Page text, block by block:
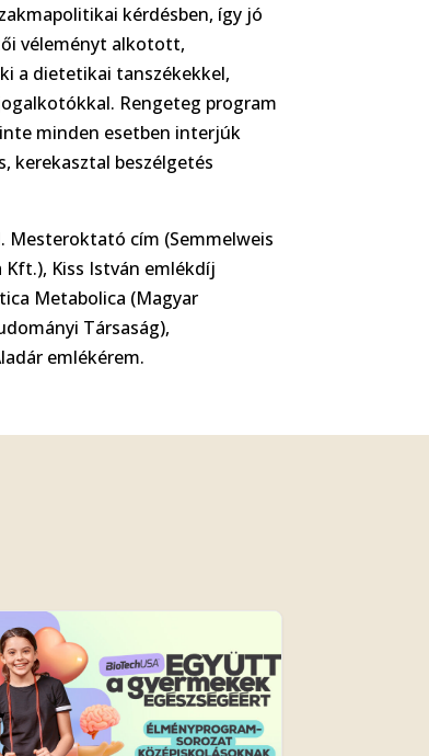
kérdésben, így jó
véleményt alkotott,
a dietetikai tanszékekkel,
Rengeteg program
minden esetben interjúk
kerekasztal beszélgetés
cím (Semmelweis
Kiss István emlékdíj
Metabolica (Magyar
Társaság),
emlékérem.